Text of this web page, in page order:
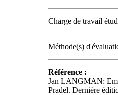
Charge de travail
Méthode(s)
Référence :
Jan LANGMAN:
Pradel. Dernière